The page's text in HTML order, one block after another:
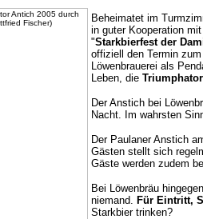
Beheimatet im
in guter Kooperation
"Starkbierfest der
offiziell den Termin
Löwenbrauerei als
Leben, die
Der Anstich bei
Nacht. Im wahrsten
Der Paulaner Anstich
Gästen stellt sich
Gäste werden zudem
Bei Löwenbräu
niemand. Für Eintritt,
Starkbier trinken?